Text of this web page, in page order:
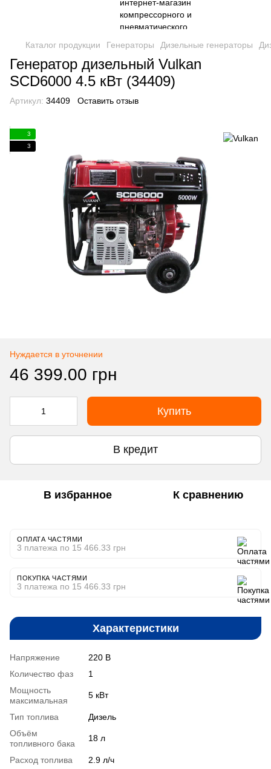
Каталог продукции Генераторы Дизельные генераторы
Генератор дизельный Vulkan
SCD6000 4.5 кВт (34409)
Артикул: 34409 Оставить отзыв
3
3
Нуждается в уточнении
46 399.00 грн
Купить
В кредит
В избранное К сравнению
ОПЛАТА ЧАСТЯМИ
3 платежа по 15 466.33 грн
ПОКУПКА ЧАСТЯМИ
3 платежа по 15 466.33 грн
Характеристики
Напряжение
220 В
Количество фаз
1
Мощность
максимальная
5 кВт
Тип топлива
Дизель
Объём
топливного бака
18 л
Расход топлива
2.9 л/ч